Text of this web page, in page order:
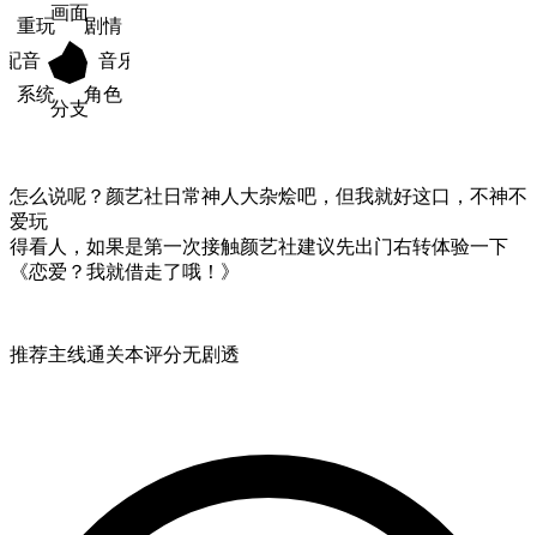
画面
剧情
音乐
角色
分支
系统
配音
重玩
怎么说呢？颜艺社日常神人大杂烩吧，但我就好这口，不神不
爱玩
得看人，如果是第一次接触颜艺社建议先出门右转体验一下
《恋爱？我就借走了哦！》
推荐主线通关本评分无剧透